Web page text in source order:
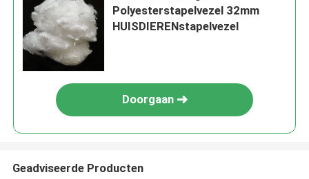
Polyesterstapelvezel 32mm
HUISDIERENstapelvezel
Doorgaan
Geadviseerde Producten